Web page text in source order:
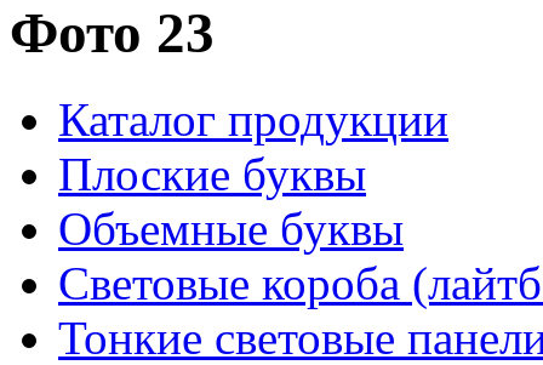
Фото 23
Каталог продукции
Плоские буквы
Объемные буквы
Световые короба
Тонкие световые